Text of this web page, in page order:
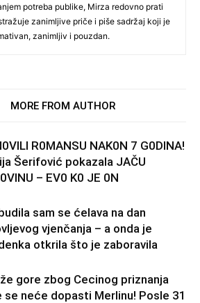
potreba publike, Mirza redovno prati
zanimljive priče i piše sadržaj koji je
zanimljiv i pouzdan.
MORE FROM AUTHOR
R0MANSU NAK0N 7 G0DlNA!
Šerifović pokazala JAČU
– EV0 K0 JE 0N
sam se ćelava na dan
vjenčanja – a onda je
otkrila što je zaboravila
gore zbog Cecinog priznanja
se neće dopasti Merlinu! Posle 31